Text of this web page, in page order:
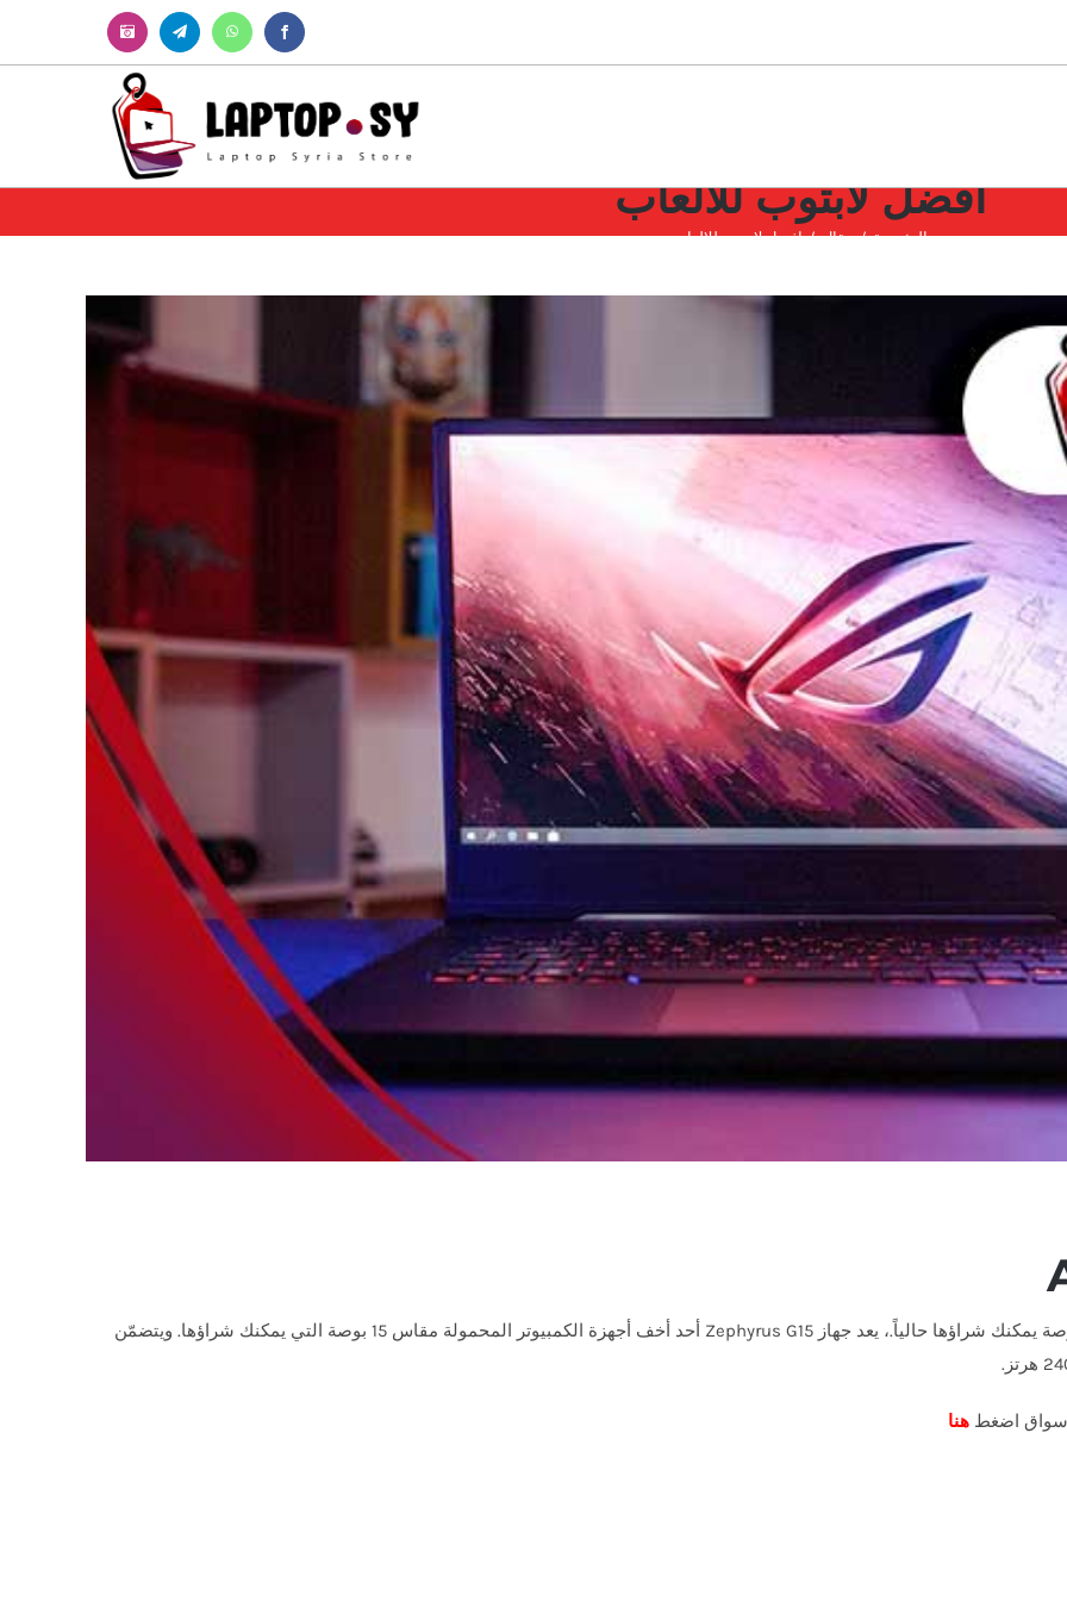
Facebook
WhatsApp
Telegram
Instagram
افضل لابتوب للالعاب
الرئيسية مقال افضل لابتوب للالعاب
هو أحد أفضل أجهزة الكمبيوتر المخصّصة للألعاب بمقاس 15 بوصة يمكنك شراؤها حالياً.، يعد جهاز Zephyrus G15 أحد أخف أجهزة الكمبيوتر المحمولة مقاس 15 بوصة التي يمكنك شراؤها. ويتضمّن
اضغط هنا